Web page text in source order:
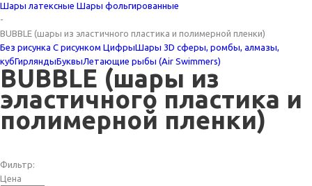
Шары латексные Шары фольгированные
-
BUBBLE (шары из эластичного пластика и полимерной пленки)
Без рисунка С рисунком ЦифрыШары 3D сферы, ромбы, алмазы,
кубГирляндыБуквыЛетающие рыбы (Air Swimmers)
BUBBLE (шары из
эластичного пластика и
полимерной пленки)
Фильтр:
Цена